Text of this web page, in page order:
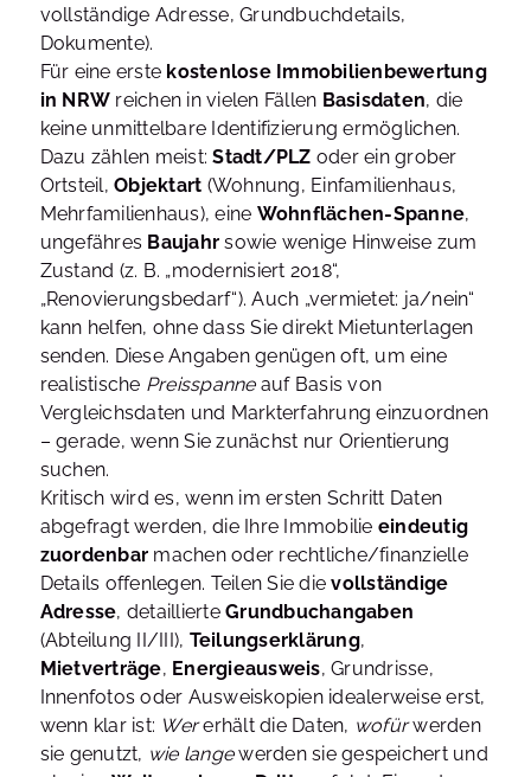
vollständige Adresse, Grundbuchdetails,
Dokumente).
Für eine erste kostenlose Immobilienbewertung
in NRW reichen in vielen Fällen Basisdaten, die
keine unmittelbare Identifizierung ermöglichen.
Dazu zählen meist:Stadt/PLZ oder ein grober
Ortsteil,Objektart (Wohnung, Einfamilienhaus,
Mehrfamilienhaus), eine Wohnflächen-Spanne,
ungefähres Baujahr sowie wenige Hinweise zum
Zustand (z. B. „modernisiert 2018“,
„Renovierungsbedarf“). Auch „vermietet: ja/nein“
kann helfen, ohne dass Sie direkt Mietunterlagen
senden. Diese Angaben genügen oft, um eine
realistische Preisspanneauf Basis von
Vergleichsdaten und Markterfahrung einzuordnen
– gerade, wenn Sie zunächst nur Orientierung
suchen.
Kritisch wird es, wenn im ersten Schritt Daten
abgefragt werden, die Ihre Immobilie eindeutig
zuordenbar machen oder rechtliche/finanzielle
Details offenlegen. Teilen Sie dievollständige
Adresse, detaillierteGrundbuchangaben
(Abteilung II/III), Teilungserklärung,
Mietverträge, Energieausweis, Grundrisse,
Innenfotos oder Ausweiskopien idealerweise erst,
wenn klar ist: Wererhält die Daten, wofürwerden
sie genutzt, wie langewerden sie gespeichert und